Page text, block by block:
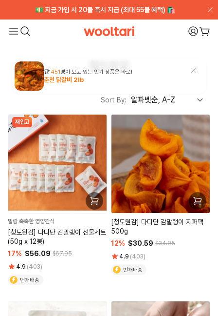
Privacy
Policy
💵 지금 가입 시 20불 즉시 지급 (최대 55불 혜택) 🛍️
[VIP CLUB] 무제한적립+얼리액세스 ➡️ 무료체험
💵 지금 가입 시 20불 즉시 지급 (최대 55불 혜택) 🛍️
[VIP CLUB] 무제한적립+얼리액세스 ➡️ 무료체험
Wooltari My
청도원감
Sort By:
재입고
말랑 촉촉한 영양간식
[청도원감] 다디단 감말랭이 선물세트
(50g x 12봉)
17% $56.09 $67.95
4.9 (403)
번개배송
[청도원감] 다디단 감말랭이 지퍼팩
500g
12% $30.59 $34.95
4.9 (403)
번개배송